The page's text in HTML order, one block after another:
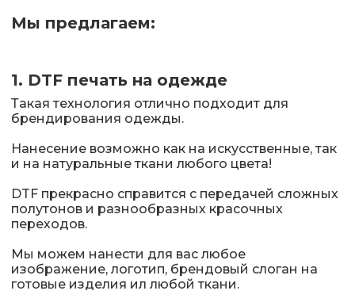
Мы предлагаем:
1. DTF печать на одежде
Такая технология отлично подходит для
брендирования одежды.
Нанесение возможно как на искусственные, так
и на натуральные ткани любого цвета!
DTF прекрасно справится с передачей сложных
полутонов и разнообразных красочных
переходов.
Мы можем нанести для вас любое
изображение, логотип, брендовый слоган на
готовые изделия ил любой ткани.